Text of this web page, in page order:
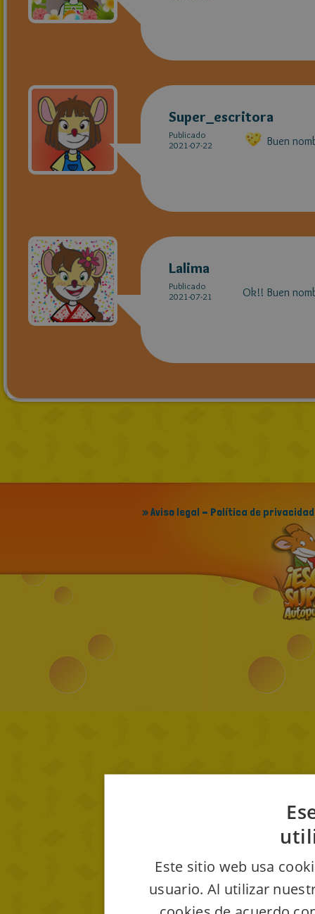
Super_escritora
Publicado
2021-07-22
Buen
Lalima
Publicado
2021-07-21
Ok!! Buen
» Aviso legal - Política de privacidad
Este sitio web usa
usuario. Al utilizar